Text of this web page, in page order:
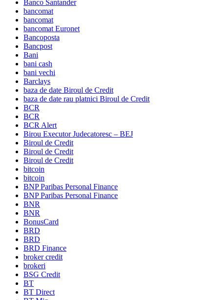
Banco Santander
bancomat
bancomat
bancomat Euronet
Bancoposta
Bancpost
Bani
bani cash
bani vechi
Barclays
baza de date Biroul de Credit
baza de date rau platnici Biroul de Credit
BCR
BCR
BCR Alert
Birou Executor Judecatoresc – BEJ
Biroul de Credit
Biroul de Credit
Biroul de Credit
bitcoin
bitcoin
BNP Paribas Personal Finance
BNP Paribas Personal Finance
BNR
BNR
BonusCard
BRD
BRD
BRD Finance
broker credit
brokeri
BSG Credit
BT
BT Direct